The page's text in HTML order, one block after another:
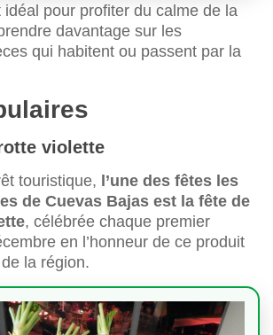
idéal pour profiter du calme de la
davantage sur les
qui habitent ou passent par la
violette
touristique, l’une des fêtes les
de Cuevas Bajas est la fête de
, célébrée chaque premier
en l’honneur de ce produit
la région.